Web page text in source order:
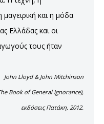
μαγειρική και η μόδα
Ελλάδας και οι
τους ήταν
John Lloyd & John Mitchinson
Book of General Ignorance),
εκδόσεις Πατάκη, 2012.